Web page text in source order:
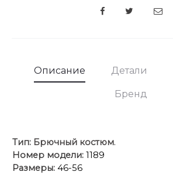
SHARE
Описание Детали
Бренд
Тип: Брючный костюм.
Номер модели: 1189
Размеры: 46-56